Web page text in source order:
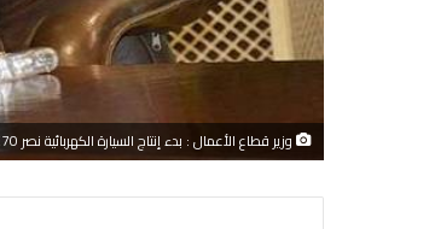
وزير قطاع الأعمال : بدء إنتاج السيارة الكهربائية نصر E70 منتصف 2020